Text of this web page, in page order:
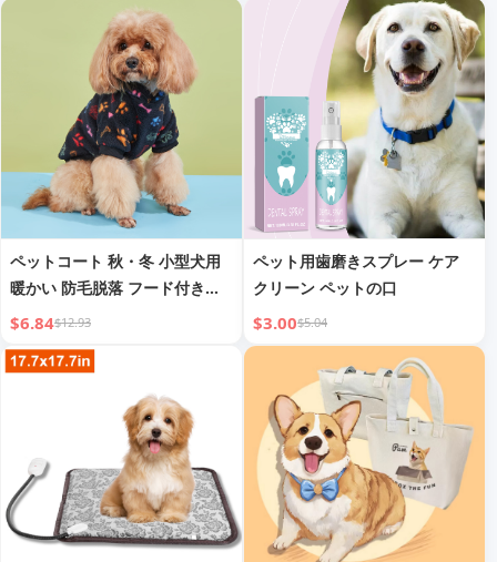
ペットコート 秋・冬 小型犬用
暖かい 防毛脱落 フード付きプ
ルオーバー ユニバーサル犬用ウ
$6.84$12.93
ペット用歯磨きスプレー ケア
クリーン ペットの口
$3.00$5.04